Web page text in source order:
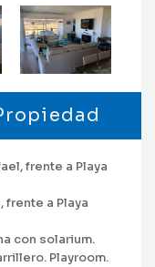
frente a Playa
frente a Playa
con solarium.
Playroom.